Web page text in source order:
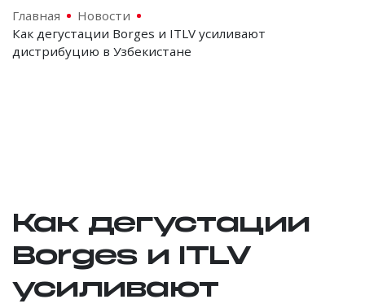
Главная
Новости
Как дегустации Borges и ITLV усиливают
дистрибуцию в Узбекистане
Как дегустации
Borges и ITLV
усиливают